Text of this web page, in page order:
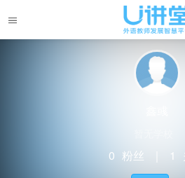
0 粉丝 1